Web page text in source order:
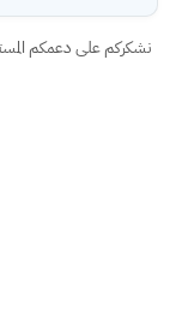
نشكركم على دعمكم